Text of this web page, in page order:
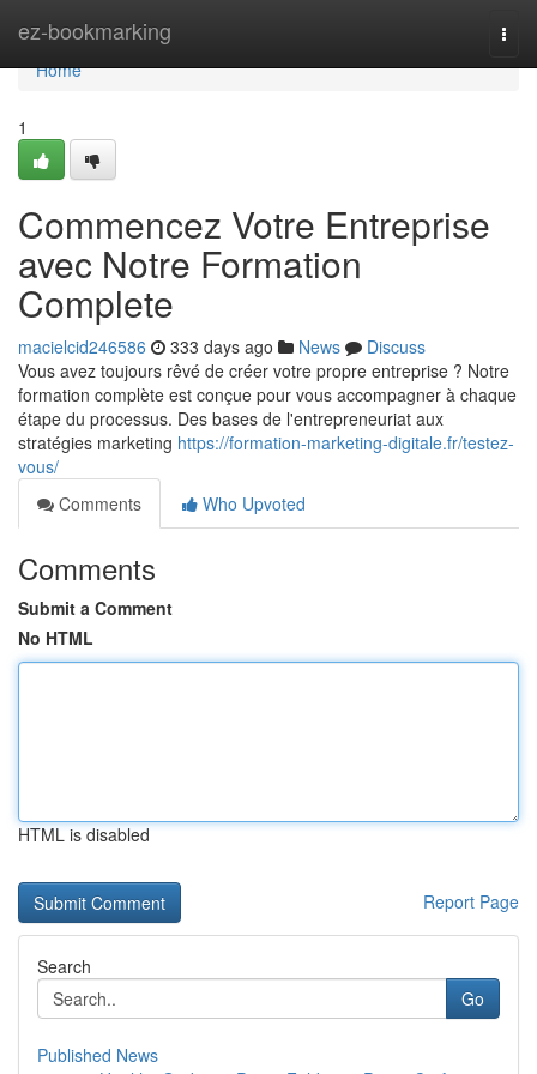
ez-bookmarking
Home
Home
1
Commencez Votre Entreprise
avec Notre Formation
Complete
macielcid246586 333 days ago News
Discuss
Vous avez toujours rêvé de créer votre propre entreprise ? Notre
formation complète est conçue pour vous accompagner à chaque
étape du processus. Des bases de l'entrepreneuriat aux
stratégies marketing https://formation-marketing-digitale.fr/testez-
vous/
Comments
Who Upvoted
Comments
Submit a Comment
No HTML
HTML is disabled
Report Page
Search
Go
Published News